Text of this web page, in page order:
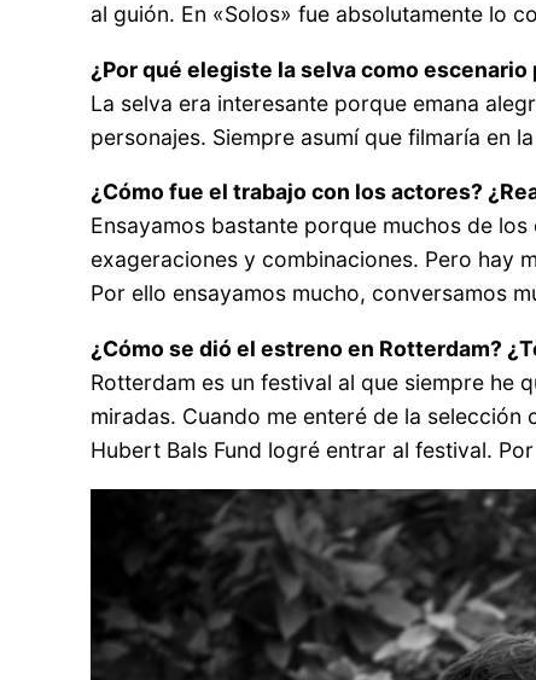
al guión. En «Solos» fue absolutamente lo
¿Por qué elegiste la selva como escenario
La selva era interesante porque emana
personajes. Siempre asumí que filmaría en
¿Cómo fue el trabajo con los actores?
Ensayamos bastante porque muchos de
exageraciones y combinaciones. Pero hay
Por ello ensayamos mucho, conversamos
¿Cómo se dió el estreno en Rotterdam?
Rotterdam es un festival al que siempre he
miradas. Cuando me enteré de la
Hubert Bals Fund logré entrar al festival.